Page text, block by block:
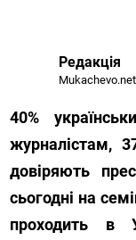
Редакція
Mukachevo.net
40%
журналістам,
довіряють
сьогодні на
проходить в